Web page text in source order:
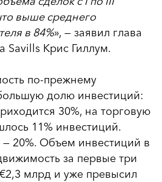
выше среднего
в 84%», — заявил глава
Savills Крис Гиллум.
по-прежнему
долю инвестиций:
30%, на торговую
11% инвестиций.
20%. Объем инвестиций в
за первые три
млрд и уже превысил